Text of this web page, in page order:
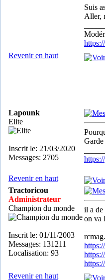
Suis
Aller,
Revenir en haut
Lapounk
Elite
Inscrit le: 21/03/2020
Messages: 2705
Revenir en haut
Tractoricou
Administrateur
Champion du monde
Inscrit le: 01/11/2003
Messages: 131211
Localisation: 93
il a
on va
Revenir en haut